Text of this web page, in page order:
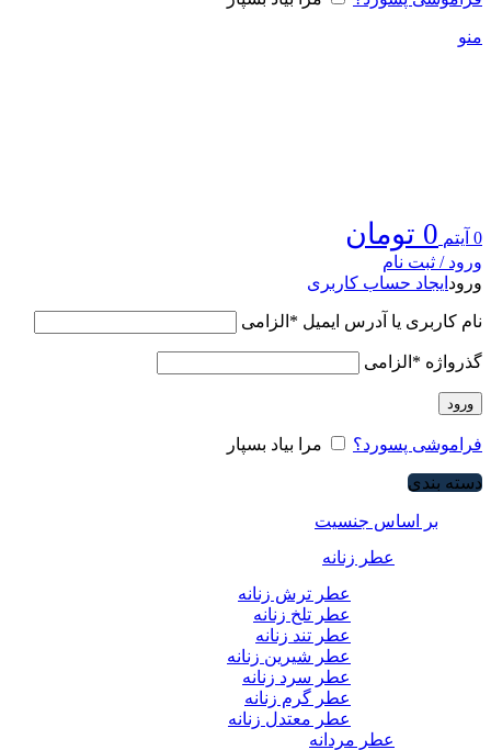
منو
0 آیتم 0 تومان
ورود / ثبت نام
ورود ایجاد حساب کاربری
نام کاربری یا آدرس ایمیل * الزامی
گذرواژه * الزامی
ورود
فراموشی پسورد؟ مرا بیاد بسپار
دسته بندی
بر اساس جنسیت
عطر زنانه
عطر ترش زنانه
عطر تلخ زنانه
عطر تند زنانه
عطر شیرین زنانه
عطر سرد زنانه
عطر گرم زنانه
عطر معتدل زنانه
عطر مردانه